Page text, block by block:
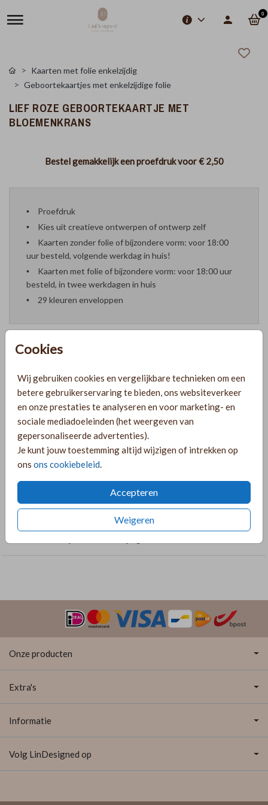
0
Cookies
Wij gebruiken cookies en vergelijkbare technieken om een
betere gebruikerservaring te bieden, ons websiteverkeer
en onze prestaties te analyseren en voor marketing- en
sociale mediadoeleinden (het weergeven van
gepersonaliseerde advertenties).
Je kunt jouw toestemming altijd wijzigen of intrekken op
ons ons cookiebeleid.
Accepteren
Weigeren
Kaarten met folie enkelzijdig
Geboortekaartjes met enkelzijdige folie
LIEF ROZE GEBOORTEKAARTJE MET
BLOEMENKRANS
Bestel gemakkelijk een proefdruk voor€ 2,50
Proefdruk
Kies uit creatieve ontwerpen of ontwerp zelf
Kaarten zonder folie of bijzondere vorm: voor 18:00
uur besteld, volgende werkdag in huis!
Kaarten met folie of bijzondere vorm: voor 18:00 uur
besteld, in twee werkdagen in huis
29 kleuren enveloppen
PRODUCTINFORMATIE
OMSCHRIJVING
Onze producten
Extra's
Informatie
Volg LinDesigned op